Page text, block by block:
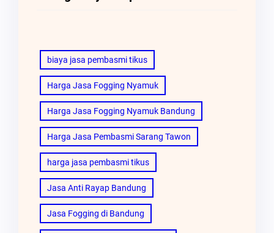
biaya jasa pembasmi tikus
Harga Jasa Fogging Nyamuk
Harga Jasa Fogging Nyamuk Bandung
Harga Jasa Pembasmi Sarang Tawon
harga jasa pembasmi tikus
Jasa Anti Rayap Bandung
Jasa Fogging di Bandung